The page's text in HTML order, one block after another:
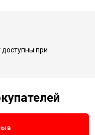
доступны при